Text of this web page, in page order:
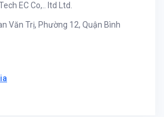
EC Co,.. ltd Ltd.
Văn Trị, Phường 12, Quận Bình